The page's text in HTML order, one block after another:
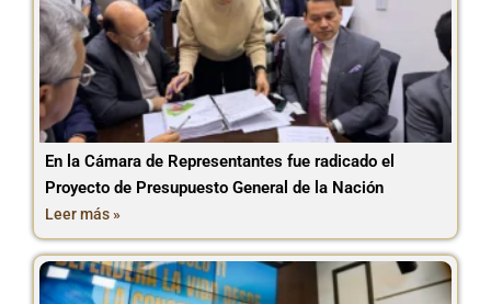
En la Cámara de Representantes fue radicado el
Proyecto de Presupuesto General de la Nación
Leer más »